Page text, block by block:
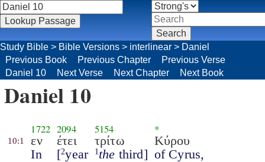
Study Bible > Bible Versions > interlinear > Daniel
Previous Book
Previous Chapter
Previous Verse
Daniel 10
Next Verse Next Chapter Next Book
Daniel 10
10:1
1722
εν
In
2094
έτει
[2year
5154
τρίτω
1 the third]
*
Κύρου
of Cyrus,